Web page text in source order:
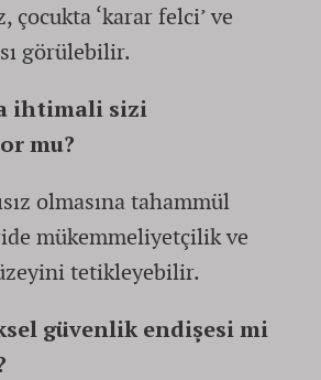
çocukta ‘karar felci’ ve
görülebilir.
ihtimali sizi
mu?
olmasına tahammül
mükemmeliyetçilik ve
tetikleyebilir.
güvenlik endişesi mi